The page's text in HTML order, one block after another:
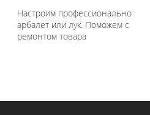
Настроим профессионально
арбалет или лук. Поможем с
ремонтом товара